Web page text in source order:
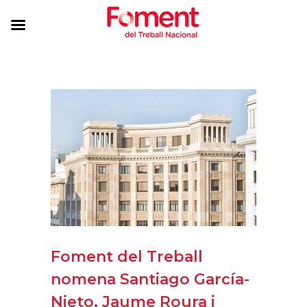
Foment del Treball
nomena Santiago García-
Nieto, Jaume Roura i